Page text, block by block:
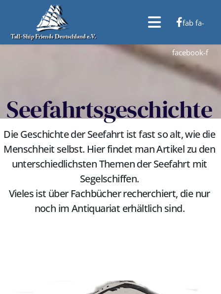
fab fa-
facebook-f
Seefahrtsgeschichte
Die Geschichte der Seefahrt ist fast so alt, wie die
Menschheit selbst. Hier findet man Artikel zu den
unterschiedlichsten Themen der Seefahrt mit
Segelschiffen.
Vieles ist über Fachbücher recherchiert, die nur
noch im Antiquariat erhältlich sind.